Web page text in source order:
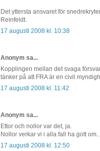
Det yttersta ansvaret för
Reinfeldt.
17 augusti 2008 kl. 10:38
Anonym sa...
Kopplingen mellan det svaga
tänker på att FRA är en civil
17 augusti 2008 kl. 11:42
Anonym sa...
Ettor och nollor var det, ja.
Nollor verkar vi i alla fall ha gott
17 augusti 2008 kl. 12:50